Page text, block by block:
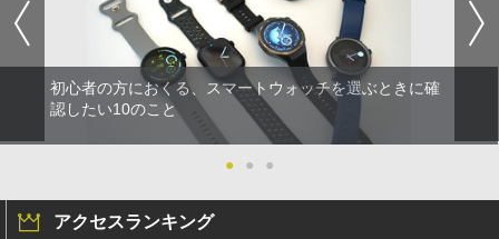
初心者の方におくる、スマートウォッチを選ぶときに確
認したい10のこと
● ● ●
アクセスランキング